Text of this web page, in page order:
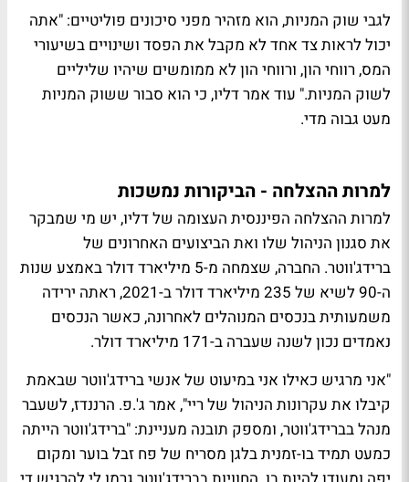
לגבי שוק המניות, הוא מזהיר מפני סיכונים פוליטיים: "אתה
יכול לראות צד אחד לא מקבל את הפסד ושינויים בשיעורי
המס, רווחי הון, ורווחי הון לא ממומשים שיהיו שליליים
לשוק המניות." עוד אמר דליו, כי הוא סבור ששוק המניות
מעט גבוה מדי.
למרות ההצלחה - הביקורות נמשכות
למרות ההצלחה הפיננסית העצומה של דליו, יש מי שמבקר
את סגנון הניהול שלו ואת הביצועים האחרונים של
ברידג'ווטר. החברה, שצמחה מ-5 מיליארד דולר באמצע שנות
ה-90 לשיא של 235 מיליארד דולר ב-2021, ראתה ירידה
משמעותית בנכסים המנוהלים לאחרונה, כאשר הנכסים
נאמדים נכון לשנה שעברה ב-171 מיליארד דולר.
"אני מרגיש כאילו אני במיעוט של אנשי ברידג'ווטר שבאמת
קיבלו את עקרונות הניהול של ריי", אמר ג'.פ. הרננדז, לשעבר
מנהל בברידג'ווטר, ומספק תובנה מעניינת: "ברידג'ווטר הייתה
כמעט תמיד בו-זמנית בלגן מסריח של פח זבל בוער ומקום